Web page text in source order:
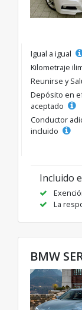
Igual a igual
Kilometraje
Reunirse y
Depósito en
aceptado
Conductor
incluido
Incluido
La
BMW